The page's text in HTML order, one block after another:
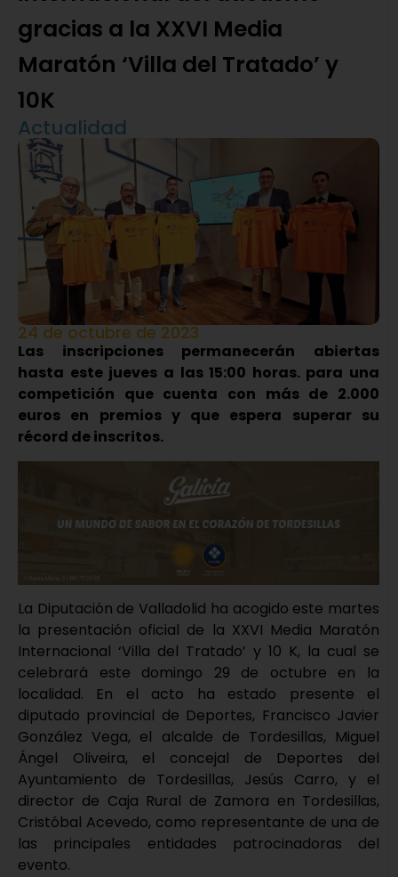
gracias a la XXVI Media
Maratón ‘Villa del Tratado’ y
10K
Actualidad
24 de octubre de 2023
Las inscripciones permanecerán abiertas
hasta este jueves a las 15:00 horas. para una
competición que cuenta con más de 2.000
euros en premios y que espera superar su
récord de inscritos.
La Diputación de Valladolid ha acogido este martes
la presentación oficial de la XXVI Media Maratón
Internacional ‘Villa del Tratado’ y 10 K, la cual se
celebrará este domingo 29 de octubre en la
localidad. En el acto ha estado presente el
diputado provincial de Deportes, Francisco Javier
González Vega, el alcalde de Tordesillas, Miguel
Ángel Oliveira, el concejal de Deportes del
Ayuntamiento de Tordesillas, Jesús Carro, y el
director de Caja Rural de Zamora en Tordesillas,
Cristóbal Acevedo, como representante de una de
las principales entidades patrocinadoras del
evento.